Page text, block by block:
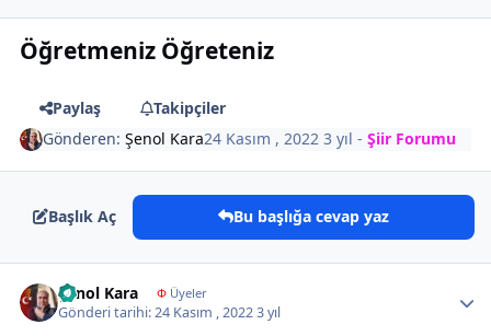
Öğretmeniz Öğreteniz
Paylaş
Takipçiler
Gönderen:Şenol Kara24 Kasım , 20223 yıl -Şiir Forumu
Başlık Aç Bu başlığa cevap yaz
Şenol Kara ΦÜyeler
Gönderi tarihi:24 Kasım , 20223 yıl